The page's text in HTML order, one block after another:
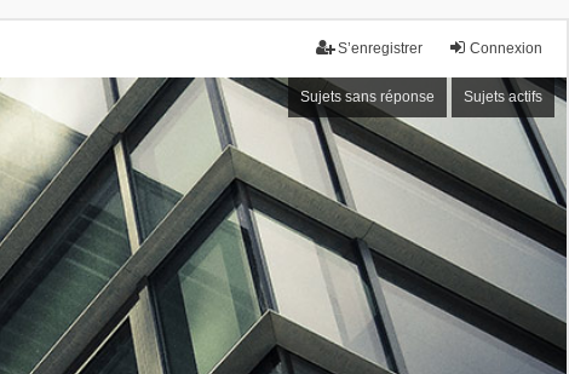
Connexion
S’enregistrer
Sujets sans réponse Sujets actifs